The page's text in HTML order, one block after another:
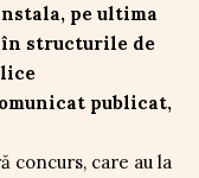
pe ultima
structurile de
publicat,
concurs, care au la